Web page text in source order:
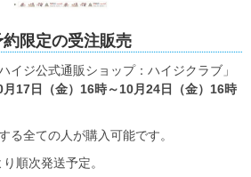
限定の受注販売
イジ公式通販ショップ：ハイジクラブ」
17日（金）16時～10月24日（金）16時
る全ての人が購入可能です。
順次発送予定。